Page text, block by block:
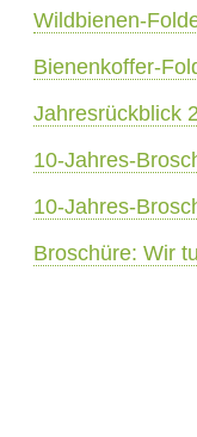
Wildbienen-
Bienenkoffer-
Jahresrückblick
10-Jahres-
10-Jahres-
Broschüre: Wir